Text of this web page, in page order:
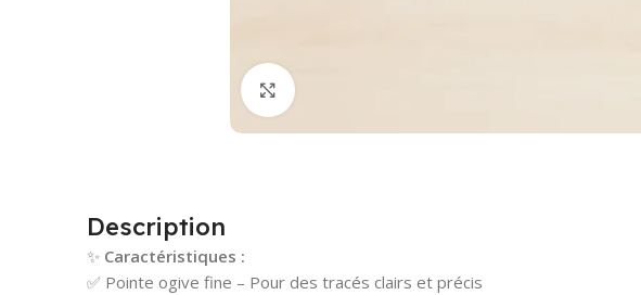
Description
✨ Caractéristiques :
✅ Pointe ogive fine – Pour des tracés clairs et précis